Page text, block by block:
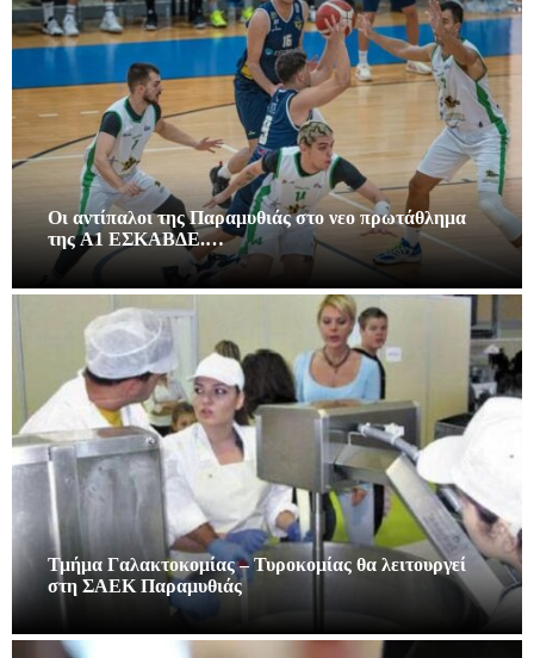
Οι αντίπαλοι της Παραμυθιάς στο νεο πρωτάθλημα
της A1 ΕΣΚΑΒΔΕ.…
Τμήμα Γαλακτοκομίας – Τυροκομίας θα λειτουργεί
στη ΣΑΕΚ Παραμυθιάς